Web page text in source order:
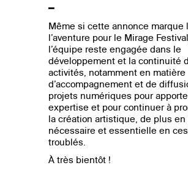
━
Même si cette annonce marque
l’aventure pour le Mirage
l’équipe reste engagée dans le
développement et la continuité
activités, notamment en matière
d’accompagnement et de
projets numériques pour
expertise et pour continuer à
la création artistique, de plus en
nécessaire et essentielle en
troublés.
À très bientôt !